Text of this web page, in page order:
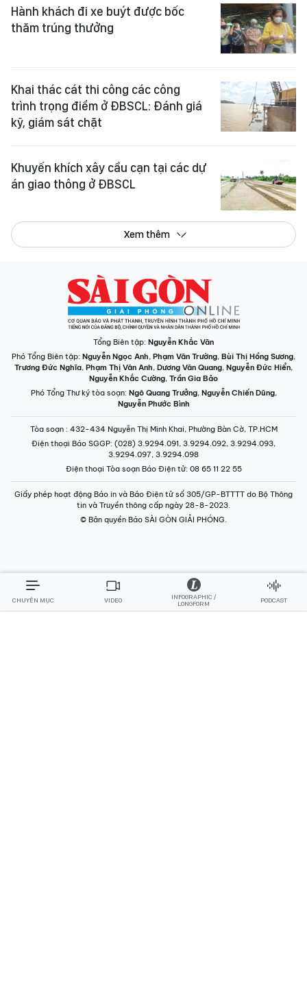
Hành khách đi xe buýt được bốc
thăm trúng thưởng
Khai thác cát thi công các công
trình trọng điểm ở ĐBSCL: Đánh giá
kỹ, giám sát chặt
Khuyến khích xây cầu cạn tại các dự
án giao thông ở ĐBSCL
Xem thêm
Tổng Biên tập: Nguyễn Khắc Văn
Phó Tổng Biên tập: Nguyễn Ngọc Anh, Phạm Văn Trường, Bùi Thị Hồng Sương,
Trương Đức Nghĩa, Phạm Thị Vân Anh, Dương Văn Quang, Nguyễn Đức Hiển,
Nguyễn Khắc Cường, Trần Gia Bảo
Phó Tổng Thư ký tòa soạn: Ngô Quang Trưởng, Nguyễn Chiến Dũng,
Nguyễn Phước Bình
Tòa soạn : 432-434 Nguyễn Thị Minh Khai, Phường Bàn Cờ, TP.HCM
Điện thoại Báo SGGP: (028) 3.9294.091, 3.9294.092, 3.9294.093,
3.9294.097, 3.9294.098
Điện thoại Tòa soạn Báo Điện tử: 08 65 11 22 55
Giấy phép hoạt động Báo in và Báo Điện tử số 305/GP-BTTTT do Bộ Thông
tin và Truyền thông cấp ngày 28-8-2023.
© Bản quyền Báo SÀI GÒN GIẢI PHÓNG.
CHUYÊN MỤC VIDEO
INFOGRAPHIC /
LONGFORM
PODCAST